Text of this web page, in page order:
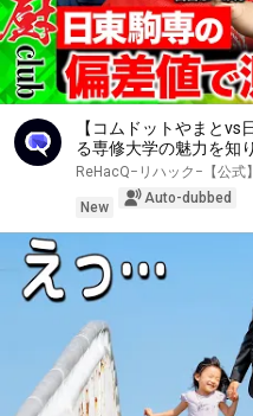
【コムドットやまと
る専修大学の魅力を知
【ReHacQvs雷獣・ベ
コリvs根岸ほのか】
ReHacQ−リハック−【公式】
New
Auto-dubbed